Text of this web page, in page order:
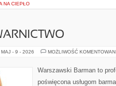
NA CIEPŁO
MAJ - 9 - 2026 MOŻLIWOŚĆ
Warszawski Barman to
poświęcona usługom